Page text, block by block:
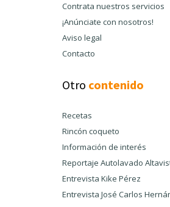
Contrata nuestros servicios
¡Anúnciate con nosotros!
Aviso legal
Contacto
Otro contenido
Recetas
Rincón coqueto
Información de interés
Reportaje Autolavado
Entrevista Kike Pérez
Entrevista José Carlos